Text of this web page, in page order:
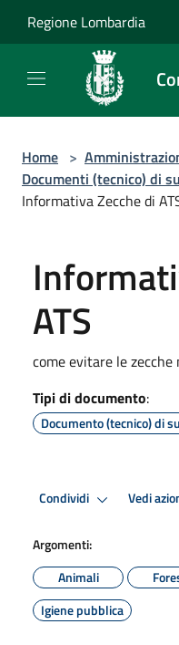
Regione Lombardia
Home >
Documenti (tecnico) di
Informativa Zecche di
ATS
come evitare le zecche
Tipi di documento:
Documento (tecnico) di
Condividi Vedi
Argomenti:
Animali
Igiene pubblica